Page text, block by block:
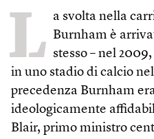
L a svolta nella
Burnham è
stesso – nel
in uno stadio di calcio
precedenza Burnham
ideologicamente
Blair, primo ministro